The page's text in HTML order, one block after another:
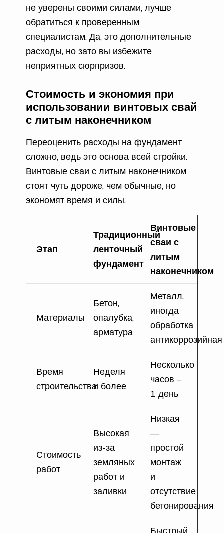
не уверены своими силами, лучше
обратиться к проверенным
специалистам. Да, это дополнительные
расходы, но зато вы избежите
неприятных сюрпризов.
Стоимость и экономия при
использовании винтовых свай
с литым наконечником
Переоценить расходы на фундамент
сложно, ведь это основа всей стройки.
Винтовые сваи с литым наконечником
стоят чуть дороже, чем обычные, но
экономят время и силы.
Этап
Традиционный
ленточный
фундамент
Винтовые
сваи с
литым
наконечником
Материалы
Бетон,
опалубка,
арматура
Металл,
иногда
обработка
антикоррозийная
Время
строительства
Неделя
и более
Несколько
часов –
1 день
Стоимость
работ
Высокая
из-за
земляных
работ и
заливки
Низкая
—
простой
монтаж
и
отсутствие
бетонирования